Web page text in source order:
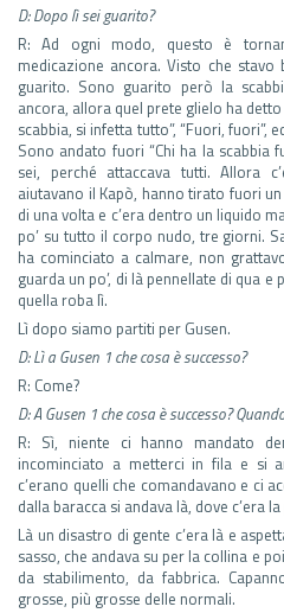
D: Dopo lì sei guarito?
R: Ad ogni modo, questo è
medicazione ancora. Visto che
guarito. Sono guarito però la
ancora, allora quel prete glielo ha detto
scabbia, si infetta tutto”, “Fuori, fuori”,
Sono andato fuori “Chi ha la scabbia
sei, perché attaccava tutti. Allora
aiutavano il Kapò, hanno tirato fuori
di una volta e c’era dentro un liquido
po’ su tutto il corpo nudo, tre giorni.
ha cominciato a calmare, non
guarda un po’, di là pennellate di qua
quella roba lì.
Lì dopo siamo partiti per Gusen.
D: Lì a Gusen 1 che cosa è successo?
R: Come?
D: A Gusen 1 che cosa è successo?
R: Sì, niente ci hanno mandato
incominciato a metterci in fila e si
c’erano quelli che comandavano e ci
dalla baracca si andava là, dove c’era
Là un disastro di gente c’era là e
sasso, che andava su per la collina e
da stabilimento, da fabbrica.
grosse, più grosse delle normali.